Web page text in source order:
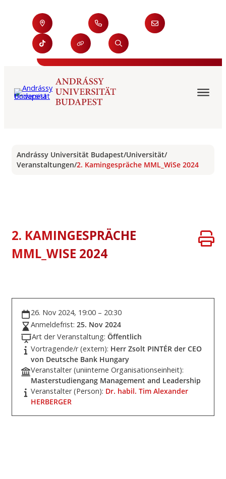
Andrássy Universität Budapest/Universität/
Veranstaltungen/2. Kamingespräche MML_WiSe 2024
2. KAMINGESPRÄCHE
MML_WISE 2024
26. Nov 2024, 19:00 – 20:30
Anmeldefrist: 25. Nov 2024
Art der Veranstaltung: Öffentlich
Vortragende/r (extern): Herr Zsolt PINTÉR der CEO
von Deutsche Bank Hungary
Veranstalter (uniinterne Organisationseinheit):
Masterstudiengang Management and Leadership
Veranstalter (Person): Dr. habil. Tim Alexander
HERBERGER